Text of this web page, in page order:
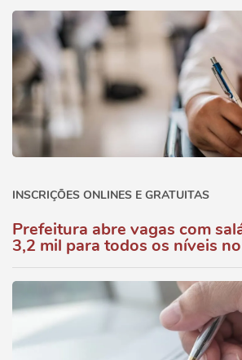
INSCRIÇÕES ONLINES E GRATUITAS
Prefeitura abre vagas com
3,2 mil para todos os níveis